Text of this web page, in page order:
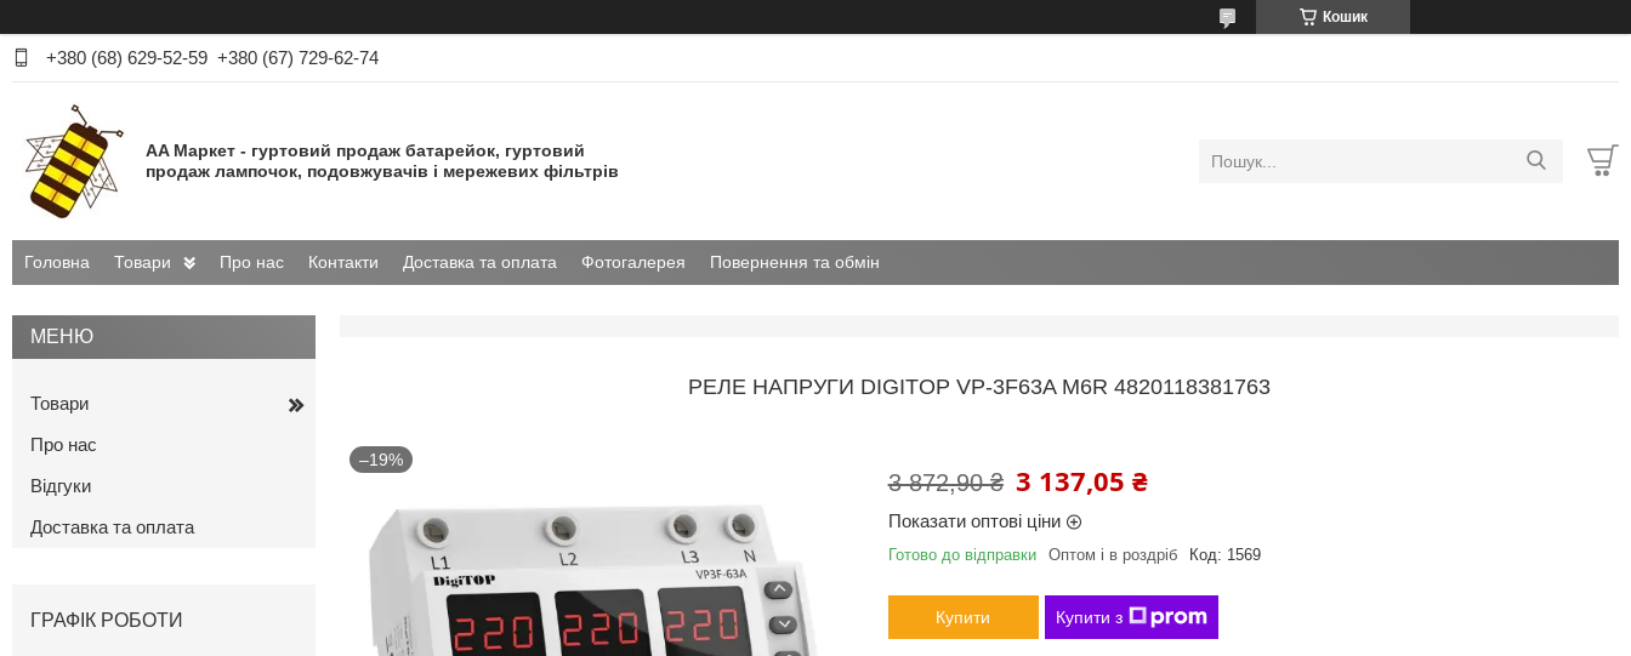
Кошик
+380 (68) 629-52-59 +380 (67) 729-62-74
AA Маркет - гуртовий продаж батарейок, гуртовий
продаж лампочок, подовжувачів і мережевих фільтрів
Головна Товари Про нас Контакти Доставка та оплата Фотогалерея Повернення та обмін
РЕЛЕ НАПРУГИ DIGITOP VP-3F63A M6R 4820118381763
–19%
3 872,90 ₴ 3 137,05 ₴
Показати оптові ціни
Готово до відправки Оптом і в роздріб Код: 1569
Купити Купити з
Товари
Про нас
Відгуки
Доставка та оплата
ГРАФІК РОБОТИ